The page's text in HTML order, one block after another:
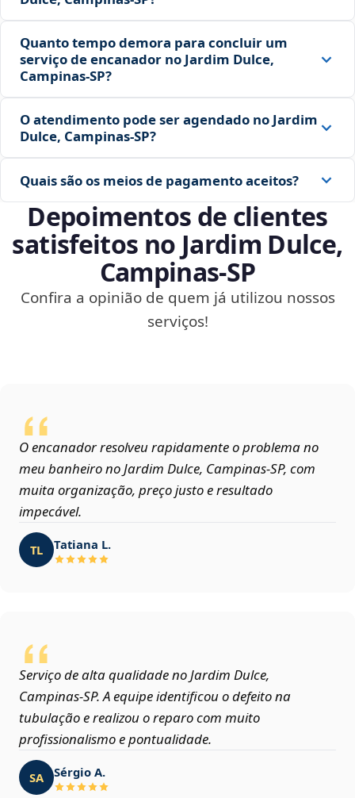
Quanto tempo demora para concluir um
serviço de encanador no Jardim Dulce,
Campinas‑SP?
O atendimento pode ser agendado no Jardim
Dulce, Campinas‑SP?
Quais são os meios de pagamento aceitos?
Depoimentos de clientes
satisfeitos no Jardim Dulce,
Campinas‑SP
Confira a opinião de quem já utilizou nossos
serviços!
O encanador resolveu rapidamente o problema no
meu banheiro no Jardim Dulce, Campinas‑SP, com
muita organização, preço justo e resultado
impecável.
TL Tatiana L.
Serviço de alta qualidade no Jardim Dulce,
Campinas‑SP. A equipe identificou o defeito na
tubulação e realizou o reparo com muito
profissionalismo e pontualidade.
SA Sérgio A.